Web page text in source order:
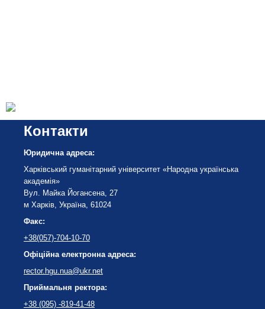
Контакти
Юридична адреса:
Харківський гуманітарний університет «Народна українська
академія»
Вул. Майка Йогансена, 27
м Харків, Україна, 61024
Факс:
+38(057)-704-10-70
Офіційна електронна адреса:
rector.hgu.nua@ukr.net
Приймальня ректора:
+38 (095) -819-41-48